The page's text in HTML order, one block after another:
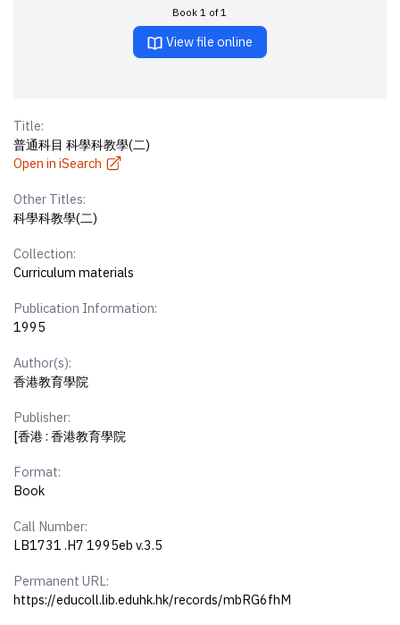
Book 1 of 1
View file online
Title:
普通科目 科學科教學(二)
Open in iSearch
Other Titles:
科學科教學(二)
Collection:
Curriculum materials
Publication Information:
1995
Author(s):
香港教育學院
Publisher:
[香港 : 香港教育學院
Format:
Book
Call Number:
LB1731 .H7 1995eb v.3.5
Permanent URL:
https://educoll.lib.eduhk.hk/records/mbRG6fhM